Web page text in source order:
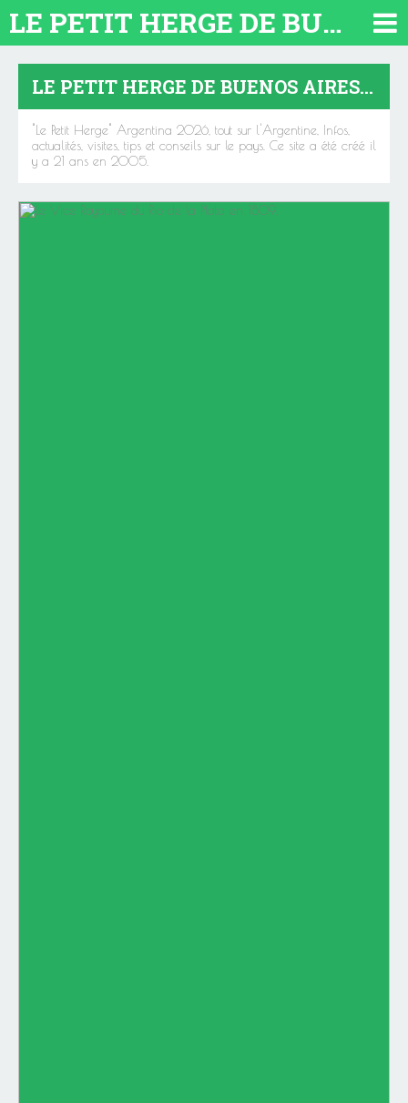
LE PETIT HERGE DE BUENOS AIRES 2026. TOUT SUR L'ARGENTINE
LE PETIT HERGE DE BUENOS AIRES 2026. TOUT SUR L'ARGENTINE
"Le Petit Herge" Argentina 2026, tout sur l'Argentine, Infos,
actualités, visites, tips et conseils sur le pays. Ce site a été créé il
y a 21 ans en 2005.